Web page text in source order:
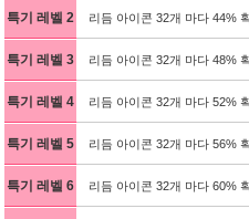
특기 레벨 2 리듬 아이콘 32개 마다 44%
특기 레벨 3 리듬 아이콘 32개 마다 48%
특기 레벨 4 리듬 아이콘 32개 마다 52%
특기 레벨 5 리듬 아이콘 32개 마다 56%
특기 레벨 6 리듬 아이콘 32개 마다 60%